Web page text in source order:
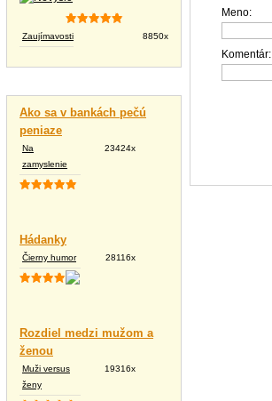
Zaujímavosti 8850x
Ako sa v bankách pečú
peniaze
Na
zamyslenie
23424x
Hádanky
Čierny humor 28116x
Rozdiel medzi mužom a
ženou
Muži versus
ženy
19316x
Meno:
Komentár: